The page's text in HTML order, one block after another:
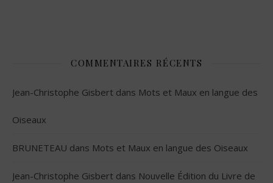
COMMENTAIRES RÉCENTS
Jean-Christophe Gisbert dans Mots et Maux en langue des
Oiseaux
BRUNETEAU dans Mots et Maux en langue des Oiseaux
Jean-Christophe Gisbert dans Nouvelle Édition du Livre de